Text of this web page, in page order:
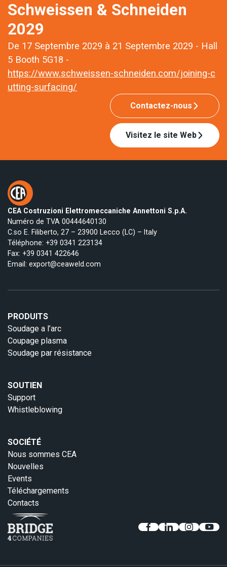
Schweissen & Schneiden
2029
De 17 Septembre 2029 à 21 Septembre 2029 - Hall
5 Booth 5G18 -
https://www.schweissen-schneiden.com/joining-c
utting-surfacing/
Contactez-nous
Visitez le site Web
CEA Costruzioni Elettromeccaniche Annettoni S.p.A.
Numéro de TVA 00444640130
C.so E. Filiberto, 27 – 23900 Lecco (LC) – Italy
Téléphone: +39 0341 223134
Fax: +39 0341 422646
Email: export@ceaweld.com
PRODUITS
Soudage a l’arc
Coupage plasma
Soudage par résistance
SOUTIEN
Support
Whistleblowing
SOCIÉTÉ
Nous sommes CEA
Nouvelles
Events
Téléchargements
Contacts